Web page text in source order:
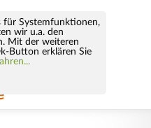
für Systemfunktionen,
wir u.a. den
Mit der weiteren
Button erklären Sie